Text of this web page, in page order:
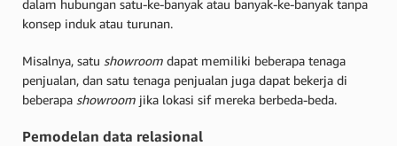
dalam hubungan satu-ke-banyak atau banyak-ke-banyak tanpa
konsep induk atau turunan.
Misalnya, satu showroom dapat memiliki beberapa tenaga
penjualan, dan satu tenaga penjualan juga dapat bekerja di
beberapa showroom jika lokasi sif mereka berbeda-beda.
Pemodelan data relasional